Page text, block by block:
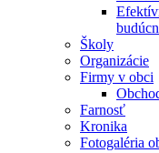
Školy
Organizácie
Firmy v obci
Farnosť
Kronika
Fotogaléria